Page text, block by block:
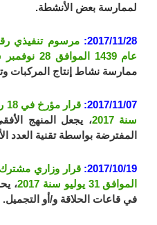
لممارسة بعض الأنشطة.
2017/11/28:
عام 1439 الموافق 28 نوفمبر سنة 2017
ممارسة نشاط إنتاج المركبات
2017/11/07:
سنة 2017
، يجعل المنهج
المفترضة بواسطة تقنية العدد
2017/10/19:
الموافق 31 يوليو سنة 2017
،
في قاعات الحلاقة و/أو التجميل.